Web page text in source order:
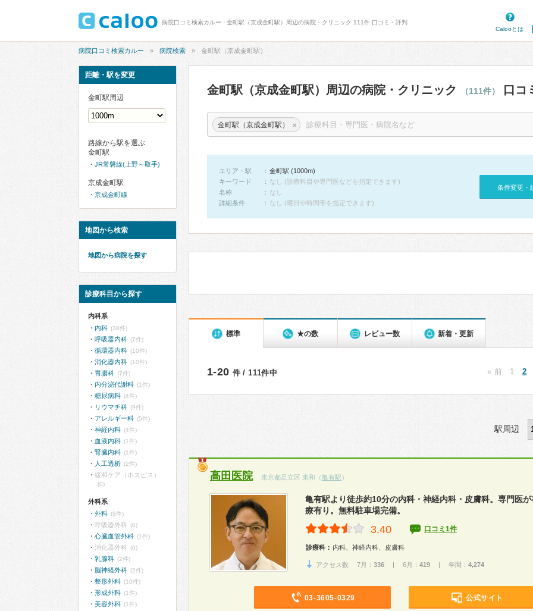
病院口コミ検索カルー - 金町駅（京成金町駅）周辺の病院・クリニック 111件 口コミ・評判
Calooとは
病院口コミ検索カルー 病院検索 金町駅（京成金町駅）
金町駅（京成金町駅）周辺の病院・クリニック （111件） 口コ
金町駅（京成金町駅） ×
エリア・駅
金町駅 (1000m)
キーワード
なし (診療科目や専門医などを指定できます)
名称
なし
詳細条件
なし (曜日や時間帯を指定できます)
条件変更・
標準 ★の数 レビュー数 新着・更新
1-20 件 / 111件中 « 前 1 2
駅周辺
高田医院 東京都足立区 東和（ 亀有駅 ）
亀有駅より徒歩約10分の内科・神経内科・皮膚科。専門医
療有り。無料駐車場完備。
3.40 口コミ1件
診療科： 内科、神経内科、皮膚科
アクセス数 7月： 336 | 6月： 419 | 年間： 4,274
03-3605-0329 公式サイト
距離・駅を変更
金町駅周辺
路線から駅を選ぶ
金町駅
JR常磐線(上野～取手)
京成金町駅
京成金町線
地図から検索
地図から病院を探す
診療科目から探す
内科系
内科 (38件)
呼吸器内科 (7件)
循環器内科 (10件)
消化器内科 (10件)
胃腸科 (7件)
内分泌代謝科 (1件)
糖尿病科 (4件)
リウマチ科 (9件)
アレルギー科 (5件)
神経内科 (4件)
血液内科 (1件)
腎臓内科 (1件)
人工透析 (2件)
緩和ケア（ホスピス）
(0)
外科系
外科 (8件)
呼吸器外科 (0)
心臓血管外科 (1件)
消化器外科 (0)
乳腺科 (2件)
脳神経外科 (2件)
整形外科 (10件)
形成外科 (1件)
美容外科 (1件)